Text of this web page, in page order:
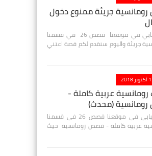
جريئة ممنوع دخول
مرحباً بكم أصدقائي وأحبابي في موقعنا قصص 26 في قسمنا
جريئة واليوم سنقدم لكم قصة اعتني
2018
رومانسية عربية كاملة -
(محدث)
مرحباً بكم أصدقائي وأحبابي في موقعنا قصص 26 في قسمنا
عربية كاملة - قصص رومانسية حيث